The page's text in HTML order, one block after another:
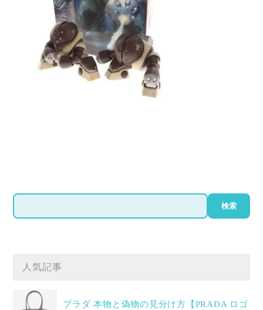
検
索
検索
人気記事
プラダ 本物と偽物の見分け方【PRADA ロゴ